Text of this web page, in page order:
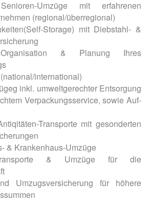
Umzüge mit erfahrenen
(regional/überregional)
Storage) mit Diebstahl- &
& Planung Ihres
international)
inkl. umweltgerechter Entsorgung
Verpackungsservice, sowie Auf-
Transporte mit gesonderten
& Krankenhaus-Umzüge
Transporte & Umzüge für die
Umzugsversicherung für höhere